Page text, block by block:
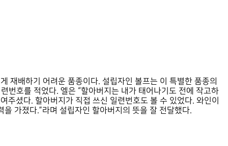
재배하기 어려운 품종이다. 설립자인 볼프는 이 특별한 품종의
번호를 적었다. 엘은 “할아버지는 내가 태어나기도 전에 작고하
셨다. 할아버지가 직접 쓰신 일련번호도 볼 수 있었다. 와인이
가졌다.”라며 설립자인 할아버지의 뜻을 잘 전달했다.